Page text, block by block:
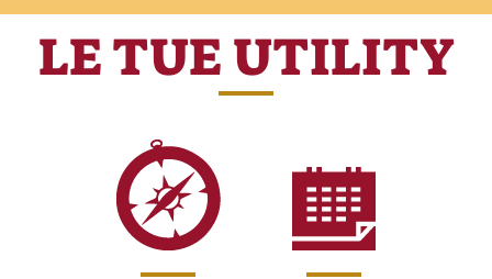
LE TUE UTILITY